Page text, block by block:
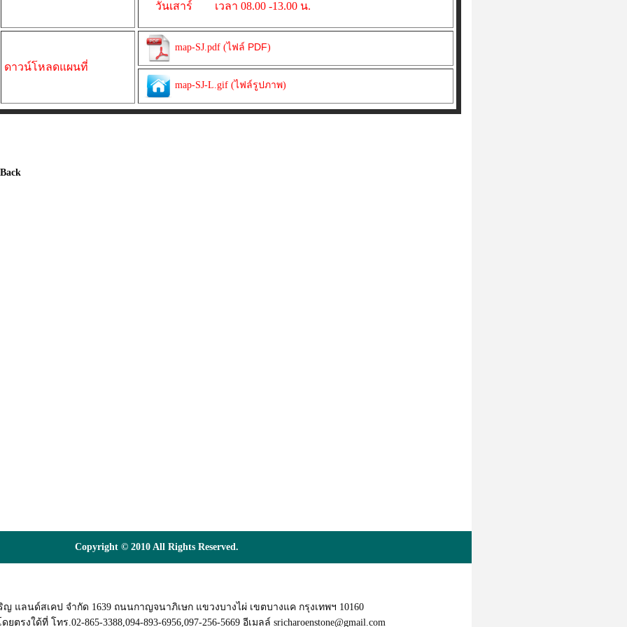
วันเสาร์ เวลา 08.00 -13.00 น.
ดาวน์โหลดแผนที่
map-SJ.pdf (ไฟล์ PDF)
map-SJ-L.gif (ไฟล์รูปภาพ)
Copyright © 2010 All Rights Reserved.
ญ แลนด์สเคป จำกัด 1639 ถนนกาญจนาภิเษก แขวงบางไผ่ เขตบางแค กรุงเทพฯ 10160
ใด้ที่ โทร.02-865-3388,094-893-6956,097-256-5669 อีเมลล์ sricharoenstone@gmail.com